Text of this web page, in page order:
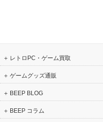
レトロPC・ゲーム買取
ゲームグッズ通販
BEEP BLOG
BEEP コラム